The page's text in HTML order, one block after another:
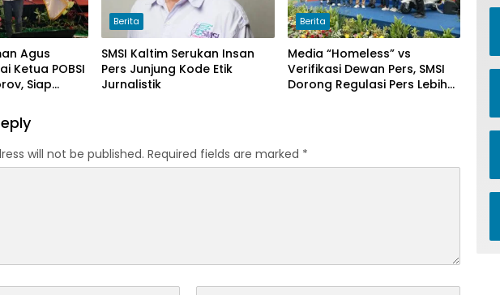
Agus
Ketua POBSI
Siap
Berita
SMSI Kaltim Serukan Insan
Pers Junjung Kode Etik
Jurnalistik
Berita
Media “Homeless” vs
Verifikasi Dewan Pers, SMSI
Dorong Regulasi Pers Lebih
will not be published. Required fields are marked *